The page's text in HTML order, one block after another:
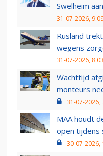
Swelheim
31-07-2026, 9:09
Rusland
wegens
31-07-2026, 8:03
Wachttijd
monteurs
31-07-2026,
MAA houdt
open tijdens
30-07-2026,